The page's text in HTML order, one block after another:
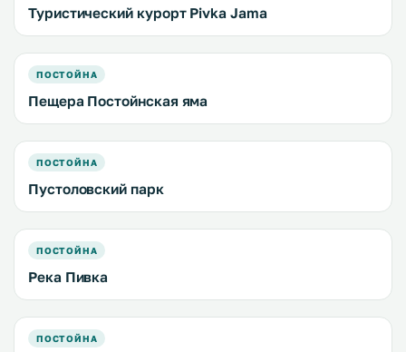
Туристический курорт Pivka Jama
ПОСТОЙНА
Пещера Постойнская яма
ПОСТОЙНА
Пустоловский парк
ПОСТОЙНА
Река Пивка
ПОСТОЙНА